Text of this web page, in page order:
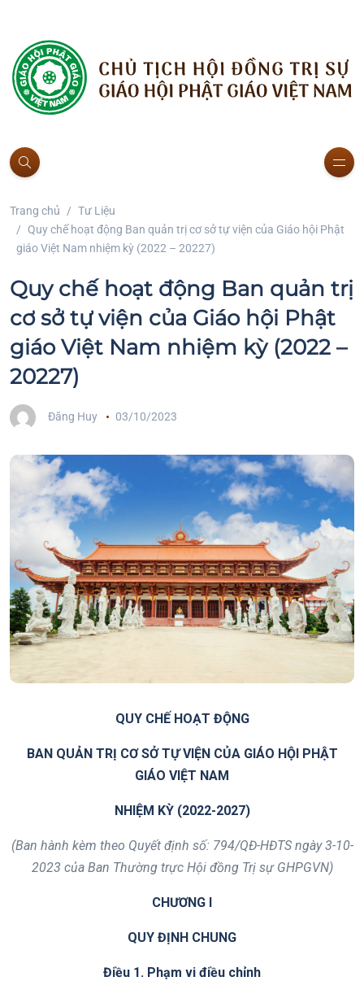
Trang chủ
Tư Liệu
Quy chế hoạt động Ban quản trị cơ sở tự viện của Giáo hội Phật
giáo Việt Nam nhiệm kỳ (2022 – 20227)
Quy chế hoạt động Ban quản trị
cơ sở tự viện của Giáo hội Phật
giáo Việt Nam nhiệm kỳ (2022 –
20227)
Đăng Huy 03/10/2023
QUY CHẾ HOẠT ĐỘNG
BAN QUẢN TRỊ CƠ SỞ TỰ VIỆN CỦA GIÁO HỘI PHẬT
GIÁO VIỆT NAM
NHIỆM KỲ (2022-2027)
(Ban hành kèm theo Quyết định số: 794/QĐ-HĐTS ngày 3-10-
2023 của Ban Thường trực Hội đồng Trị sự GHPGVN)
CHƯƠNG I
QUY ĐỊNH CHUNG
Điều 1. Phạm vi điều chỉnh